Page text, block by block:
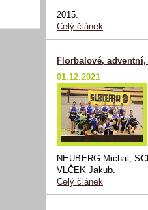
2015.
Celý článek
Florbalové,
01.12.2021
NEUBERG Michal,
VLČEK Jakub.
Celý článek